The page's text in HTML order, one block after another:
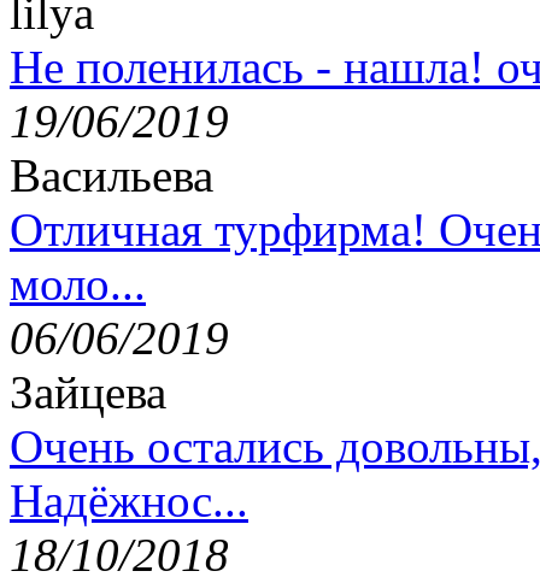
lilya
Не поленилась - нашла!
19/06/2019
Васильева
Отличная турфирма!
моло...
06/06/2019
Зайцева
Очень остались
Надёжнос...
18/10/2018